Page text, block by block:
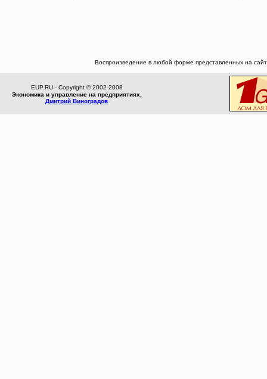
Воспроизведение в любой форме представленных на
EUP.RU - Copyright © 2002-2008
Экономика и управление на предприятиях,
Дмитрий Виноградов